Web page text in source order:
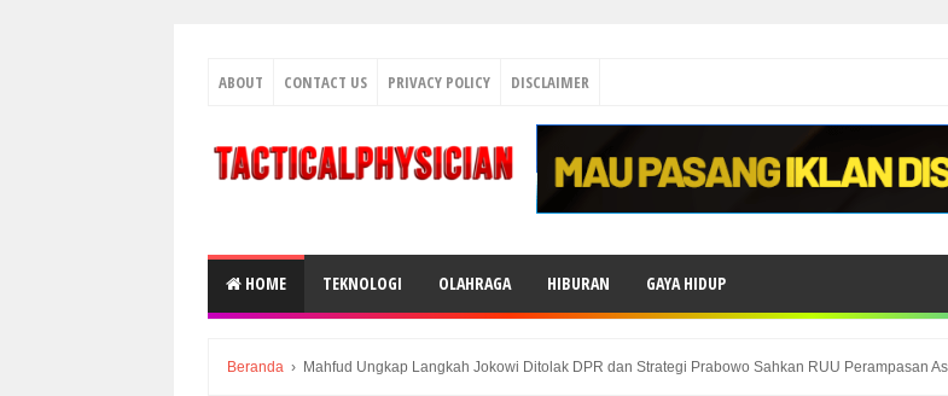
ABOUT CONTACT US PRIVACY POLICY DISCLAIMER
HOME TEKNOLOGI OLAHRAGA HIBURAN GAYA HIDUP
Beranda › Mahfud Ungkap Langkah Jokowi Ditolak DPR dan Strategi Prabowo Sahkan RUU Perampasan